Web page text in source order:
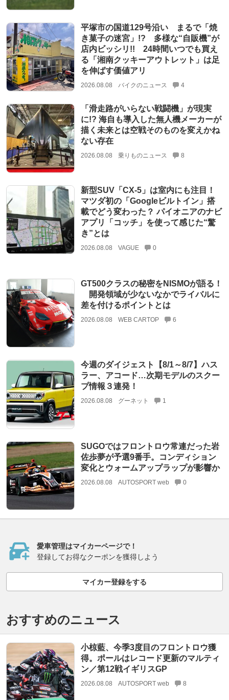
平塚市の国道129号沿い まるで「焼
き菓子の迷宮」!? 多様な“自販機”が
店内ビッシリ!! 24時間いつでも買え
る「湘南クッキーアウトレット」は足
を伸ばす価値アリ
2026.08.08 バイクのニュース 4
「滑走路がいらない戦闘機」が現実
に!? 海自も導入した無人機メーカーが
描く未来とは空戦そのものを変えかね
ない存在
2026.08.08 乗りものニュース 8
新型SUV「CX-5」は室内にも注目！
マツダ初の「Googleビルトイン」搭
載でどう変わった？ パイオニアのナビ
アプリ「コッチ」を使って感じた“驚
き”とは
2026.08.08 VAGUE 0
GT500クラスの秘密をNISMOが語る！
開発領域が少ないなかでライバルに
差を付けるポイントとは
2026.08.08 WEB CARTOP 6
今週のダイジェスト【8/1～8/7】ハス
ラー、アコード…次期モデルのスクー
プ情報３連発！
2026.08.08 グーネット 1
SUGOではフロントロウ常連だった岩
佐歩夢が予選9番手。コンディション
変化とウォームアップラップが影響か
2026.08.08 AUTOSPORT web 0
愛車管理はマイカーページで！
登録してお得なクーポンを獲得しよう
マイカー登録をする
おすすめのニュース
小椋藍、今季3度目のフロントロウ獲
得。ポールはレコード更新のマルティ
ン／第12戦イギリスGP
2026.08.08 AUTOSPORT web 8